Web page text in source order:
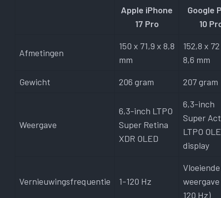
Apple iPhone
17 Pro
Google
10
Afmetingen
150 x 71,9 x 8,8
mm
152,8 x
8,6 mm
Gewicht 206 gram 207 gram
Weergave
6,3-inch LTPO
Super Retina
XDR OLED
6,3-inch
Super
LTPO
display
Vernieuwingsfrequentie 1-120 Hz
Vloeiende
weergave
120 Hz)